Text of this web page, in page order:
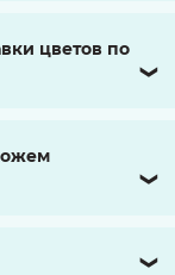
цветов по
❯
❯
❯